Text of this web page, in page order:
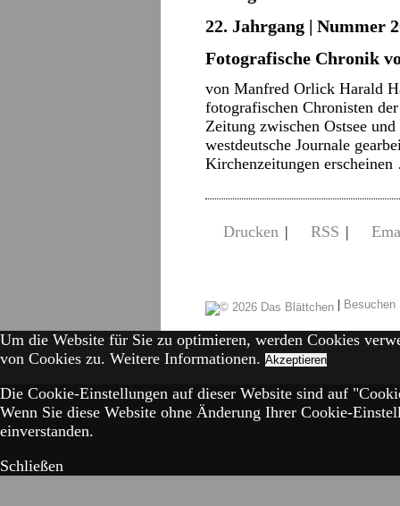
22. Jahrgang | Nummer
Fotografische Chronik
von Manfred Orlick Harald
fotografischen Chronisten
Zeitung zwischen Ostsee
westdeutsche Journale
Kirchenzeitungen
Drucken | RSS |
|
Um die Website für Sie zu optimieren, werden Cookies
von Cookies zu. Weitere Informationen. Akzeptieren
Die Cookie-Einstellungen auf dieser Website sind auf
Wenn Sie diese Website ohne Änderung Ihrer Cookie-
einverstanden.
Schließen